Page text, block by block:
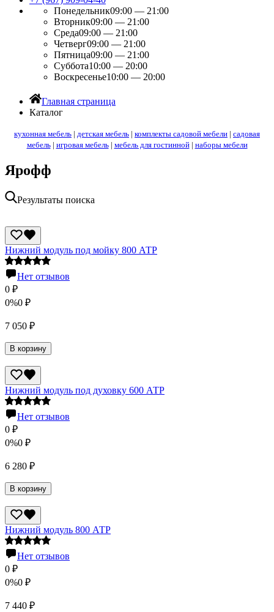
Понедельник09:00 — 21:00
Вторник09:00 — 21:00
Среда09:00 — 21:00
Четверг09:00 — 21:00
Пятница09:00 — 21:00
Суббота10:00 — 20:00
Воскресенье10:00 — 20:00
Главная страница
Каталог
кухонная мебель | детская мебель | комплекты садовой мебели | садовая
мебель| игровая мебель| мебель для гостинной| наборы мебели
Ярофф
Результаты поиска
Нижний модуль под мойку 800 АТР
Нет отзывов
0 ₽
0%0 ₽
7 050 ₽
В корзину
Нижний модуль под духовку 600 АТР
Нет отзывов
0 ₽
0%0 ₽
6 280 ₽
В корзину
Нижний модуль 800 АТР
Нет отзывов
0 ₽
0%0 ₽
7 440 ₽